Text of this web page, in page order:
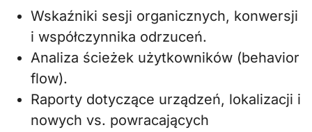
Wskaźniki sesji organicznych, konwersji
i współczynnika odrzuceń.
Analiza ścieżek użytkowników (behavior
flow).
Raporty dotyczące urządzeń, lokalizacji i
nowych vs. powracających